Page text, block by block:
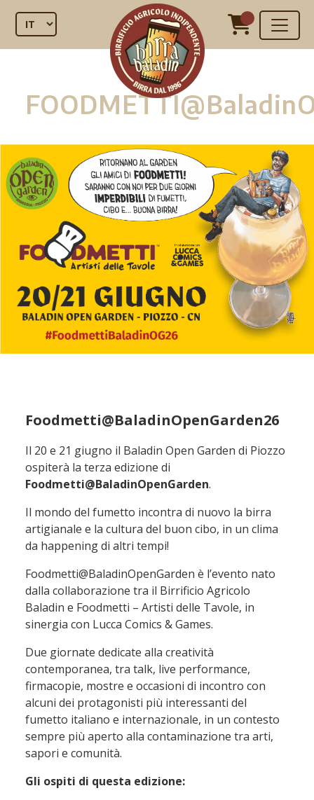
Foodmetti@BaladinOpenGarden26
Il 20 e 21 giugno il Baladin Open Garden di Piozzo
ospiterà la terza edizione di
Foodmetti@BaladinOpenGarden.
Il mondo del fumetto incontra di nuovo la birra
artigianale e la cultura del buon cibo, in un clima
da happening di altri tempi!
Foodmetti@BaladinOpenGarden è l’evento nato
dalla collaborazione tra il Birrificio Agricolo
Baladin e Foodmetti – Artisti delle Tavole, in
sinergia con Lucca Comics & Games.
Due giornate dedicate alla creatività
contemporanea, tra talk, live performance,
firmacopie, mostre e occasioni di incontro con
alcuni dei protagonisti più interessanti del
fumetto italiano e internazionale, in un contesto
sempre più aperto alla contaminazione tra arti,
sapori e comunità.
Gli ospiti di questa edizione: